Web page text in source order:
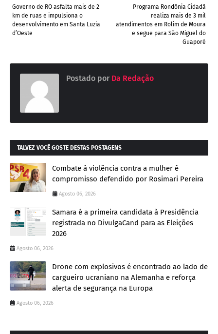
Programa Rondônia Cidadã
realiza mais de 3 mil
atendimentos em Rolim de Moura
e segue para São Miguel do
Guaporé
Governo de RO asfalta mais de 2
km de ruas e impulsiona o
desenvolvimento em Santa Luzia
d’Oeste
Postado por Da Redação
TALVEZ VOCÊ GOSTE DESTAS POSTAGENS
Combate à violência contra a mulher é
compromisso defendido por Rosimari Pereira
Agosto 06, 2026
Samara é a primeira candidata à Presidência
registrada no DivulgaCand para as Eleições
2026
Agosto 06, 2026
Drone com explosivos é encontrado ao lado de
cargueiro ucraniano na Alemanha e reforça
alerta de segurança na Europa
Agosto 06, 2026